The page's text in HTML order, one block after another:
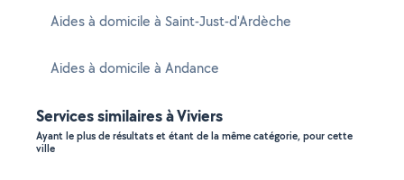
Aides à domicile à Saint-Just-d'Ardèche
Aides à domicile à Andance
Services similaires à Viviers
Ayant le plus de résultats et étant de la même catégorie, pour cette
ville